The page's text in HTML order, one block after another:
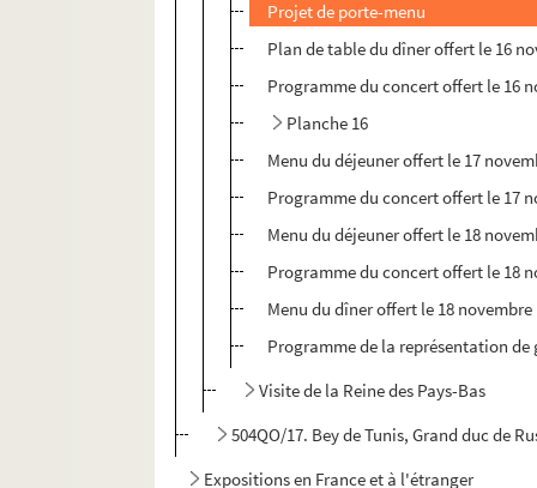
Projet de porte-menu
Plan de table du dîner offert le 16
Programme du concert offert le 16
Planche 16
Menu du déjeuner offert le 17
Programme du concert offert le 17
Menu du déjeuner offert le 18
Programme du concert offert le 18
Menu du dîner offert le 18 novembre
Programme de la représentation
Visite de la Reine des Pays-Bas
504QO/17. Bey de Tunis, Grand duc de
Expositions en France et à l'étranger